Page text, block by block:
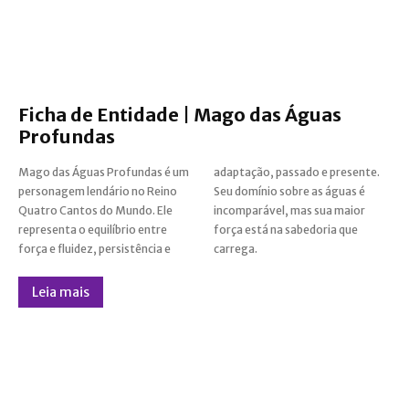
Ficha de Entidade | Mago das Águas
Profundas
Mago das Águas Profundas é um
personagem lendário no Reino
Quatro Cantos do Mundo. Ele
representa o equilíbrio entre
força e fluidez, persistência e
adaptação, passado e presente.
Seu domínio sobre as águas é
incomparável, mas sua maior
força está na sabedoria que
carrega.
Leia mais